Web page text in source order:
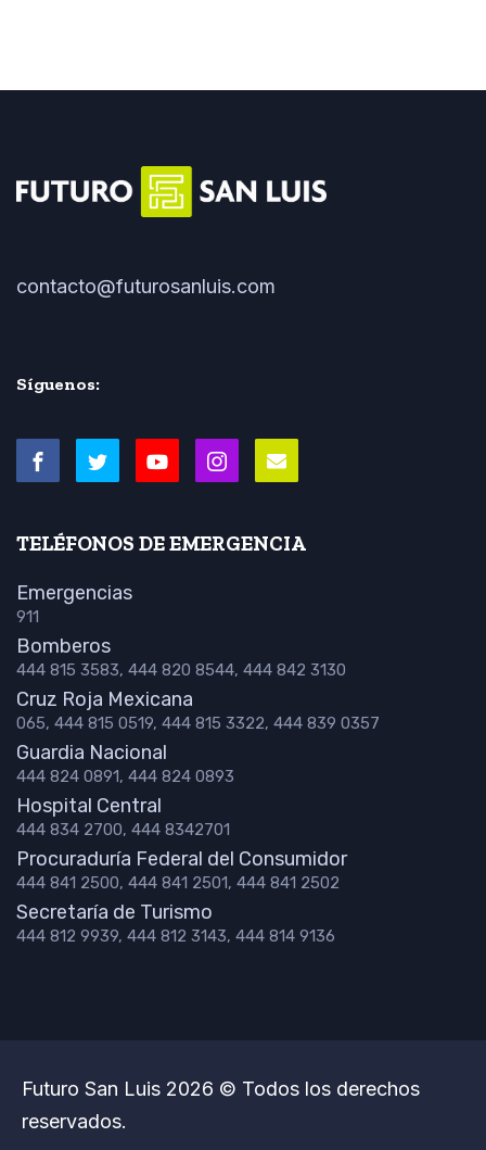
contacto@futurosanluis.com
Síguenos:
TELÉFONOS DE EMERGENCIA
Emergencias
911
Bomberos
444 815 3583, 444 820 8544, 444 842 3130
Cruz Roja Mexicana
065, 444 815 0519, 444 815 3322, 444 839 0357
Guardia Nacional
444 824 0891, 444 824 0893
Hospital Central
444 834 2700, 444 8342701
Procuraduría Federal del Consumidor
444 841 2500, 444 841 2501, 444 841 2502
Secretaría de Turismo
444 812 9939, 444 812 3143, 444 814 9136
Futuro San Luis 2026 © Todos los derechos
reservados.